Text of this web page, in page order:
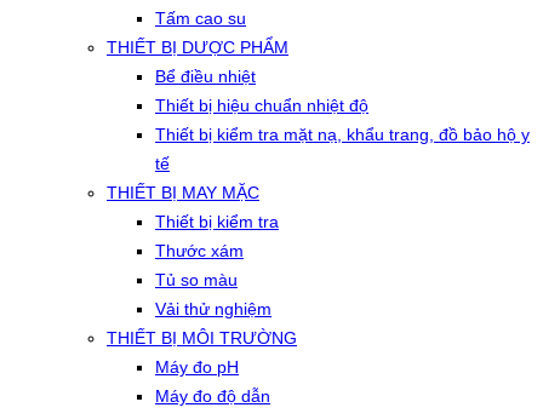
Tấm cao su
THIẾT BỊ DƯỢC PHẨM
Bể điều nhiệt
Thiết bị hiệu chuẩn nhiệt độ
Thiết bị kiểm tra mặt nạ, khẩu trang, đồ bảo hộ y
tế
THIẾT BỊ MAY MẶC
Thiết bị kiểm tra
Thước xám
Tủ so màu
Vải thử nghiệm
THIẾT BỊ MÔI TRƯỜNG
Máy đo pH
Máy đo độ dẫn